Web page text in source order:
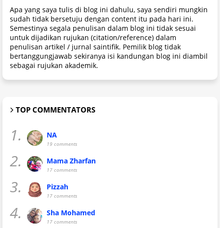
Apa yang saya tulis di blog ini dahulu, saya sendiri mungkin
sudah tidak bersetuju dengan content itu pada hari ini.
Semestinya segala penulisan dalam blog ini tidak sesuai
untuk dijadikan rujukan (citation/reference) dalam
penulisan artikel / jurnal saintifik. Pemilik blog tidak
bertanggungjawab sekiranya isi kandungan blog ini diambil
sebagai rujukan akademik.
TOP COMMENTATORS
1. NA
19 comments
2. Mama Zharfan
17 comments
3. Pizzah
17 comments
4. Sha Mohamed
17 comments